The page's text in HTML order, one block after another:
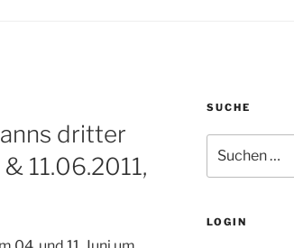
dritter
11.06.2011,
SUCHE
nach:
LOGIN